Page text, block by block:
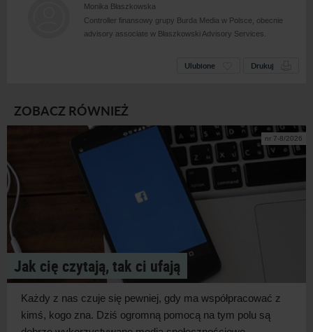
Monika Błaszkowska
Controller finansowy grupy Burda Media w Polsce, obecnie
advisory associate w Błaszkowski Advisory Services.
Ulubione Drukuj
ZOBACZ RÓWNIEŻ
nr 7-8/2026
Jak cię czytają, tak ci ufają
Każdy z nas czuje się pewniej, gdy ma współpracować z
kimś, kogo zna. Dziś ogromną pomocą na tym polu są